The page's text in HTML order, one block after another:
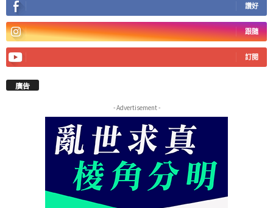
讚好
跟隨
訂閱
廣告
- Advertisement -